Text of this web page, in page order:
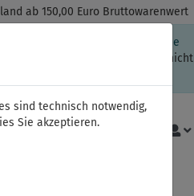
ab 150,00 Euro Bruttowarenwert
Session-Informationen oder die
eingeschränkt.
Sind Sie damit nicht
sind technisch notwendig,
Sie akzeptieren.